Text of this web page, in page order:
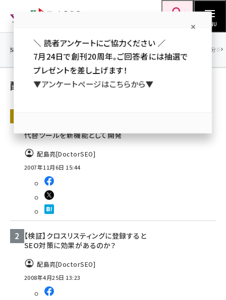
ン
MENU
ai (2799)
youtube (2420)
note (2308)
セミナー (2296)
z世代 (1617)
llmo (1155)
SEO マーケティング／広告 AI SNS アクセス解析／データ分析
配島亮[DoctorSEO] の記事（人気順）
代替ツールを新機能として開発
配島亮[DoctorSEO]
2007年11月6日 15:44
【検証】クロスリスティングに登録すると
SEO対策に効果があるのか？
配島亮[DoctorSEO]
2008年4月25日 13:23
＼ 読者アンケートにご協力ください ／
7月24日で創刊20周年。ご回答者には抽選で
プレゼントを差し上げます！
▼アンケートページはこちらから▼